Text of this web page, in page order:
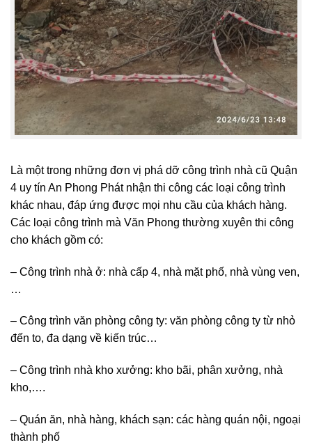
Là một trong những đơn vị phá dỡ công trình nhà cũ Quận
4 uy tín An Phong Phát nhận thi công các loại công trình
khác nhau, đáp ứng được mọi nhu cầu của khách hàng.
Các loại công trình mà Văn Phong thường xuyên thi công
cho khách gồm có:
– Công trình nhà ở: nhà cấp 4, nhà mặt phố, nhà vùng ven,
…
– Công trình văn phòng công ty: văn phòng công ty từ nhỏ
đến to, đa dạng về kiến trúc…
– Công trình nhà kho xưởng: kho bãi, phân xưởng, nhà
kho,….
– Quán ăn, nhà hàng, khách sạn: các hàng quán nội, ngoại
thành phố